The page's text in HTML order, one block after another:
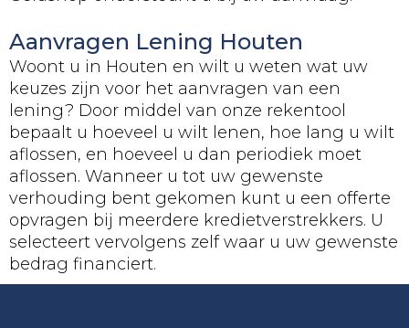
Aanvragen Lening Houten
Woont u in Houten en wilt u weten wat uw
keuzes zijn voor het aanvragen van een
lening? Door middel van onze rekentool
bepaalt u hoeveel u wilt lenen, hoe lang u wilt
aflossen, en hoeveel u dan periodiek moet
aflossen. Wanneer u tot uw gewenste
verhouding bent gekomen kunt u een offerte
opvragen bij meerdere kredietverstrekkers. U
selecteert vervolgens zelf waar u uw gewenste
bedrag financiert.